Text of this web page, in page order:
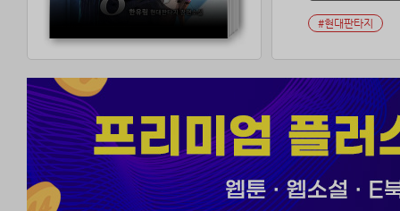
#현대판타지